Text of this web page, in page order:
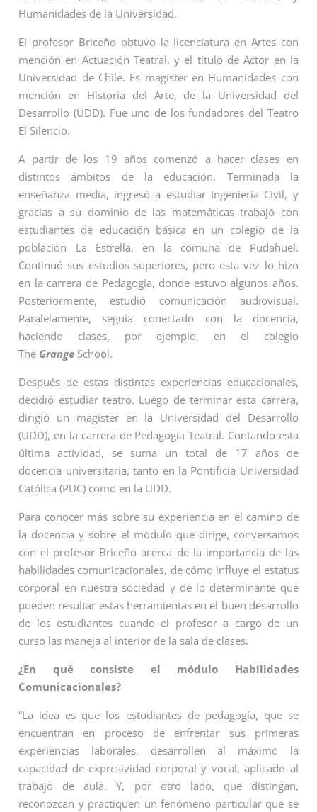
Humanidades de la Universidad.
El profesor Briceño obtuvo la licenciatura en Artes con
mención en Actuación Teatral, y el título de Actor en la
Universidad de Chile. Es magíster en Humanidades con
mención en Historia del Arte, de la Universidad del
Desarrollo (UDD). Fue uno de los fundadores del Teatro
El Silencio.
A partir de los 19 años comenzó a hacer clases en
distintos ámbitos de la educación. Terminada la
enseñanza media, ingresó a estudiar Ingeniería Civil, y
gracias a su dominio de las matemáticas trabajó con
estudiantes de educación básica en un colegio de la
población La Estrella, en la comuna de Pudahuel.
Continuó sus estudios superiores, pero esta vez lo hizo
en la carrera de Pedagogía, donde estuvo algunos años.
Posteriormente, estudió comunicación audiovisual.
Paralelamente, seguía conectado con la docencia,
haciendo clases, por ejemplo, en el colegio
The Grange School.
Después de estas distintas experiencias educacionales,
decidió estudiar teatro. Luego de terminar esta carrera,
dirigió un magíster en la Universidad del Desarrollo
(UDD), en la carrera de Pedagogía Teatral. Contando esta
última actividad, se suma un total de 17 años de
docencia universitaria, tanto en la Pontificia Universidad
Católica (PUC) como en la UDD.
Para conocer más sobre su experiencia en el camino de
la docencia y sobre el módulo que dirige, conversamos
con el profesor Briceño acerca de la importancia de las
habilidades comunicacionales, de cómo influye el estatus
corporal en nuestra sociedad y de lo determinante que
pueden resultar estas herramientas en el buen desarrollo
de los estudiantes cuando el profesor a cargo de un
curso las maneja al interior de la sala de clases.
¿En qué consiste el módulo Habilidades
Comunicacionales?
“La idea es que los estudiantes de pedagogía, que se
encuentran en proceso de enfrentar sus primeras
experiencias laborales, desarrollen al máximo la
capacidad de expresividad corporal y vocal, aplicado al
trabajo de aula. Y, por otro lado, que distingan,
reconozcan y practiquen un fenómeno particular que se